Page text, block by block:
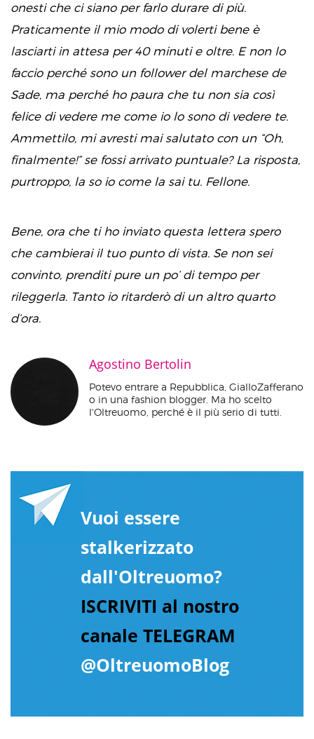
onesti che ci siano per farlo durare di più.
Praticamente il mio modo di volerti bene è
lasciarti in attesa per 40 minuti e oltre. E non lo
faccio perché sono un follower del marchese de
Sade, ma perché ho paura che tu non sia così
felice di vedere me come io lo sono di vedere te.
Ammettilo, mi avresti mai salutato con un “Oh,
finalmente!” se fossi arrivato puntuale? La risposta,
purtroppo, la so io come la sai tu. Fellone.
Bene, ora che ti ho inviato questa lettera spero
che cambierai il tuo punto di vista. Se non sei
convinto, prenditi pure un po’ di tempo per
rileggerla. Tanto io ritarderò di un altro quarto
d’ora.
Agostino Bertolin
Potevo entrare a Repubblica, GialloZafferano
o in una fashion blogger. Ma ho scelto
l'Oltreuomo, perché è il più serio di tutti.
Vuoi essere
stalkerizzato
dall'Oltreuomo?
ISCRIVITI al nostro
canale TELEGRAM
@OltreuomoBlog